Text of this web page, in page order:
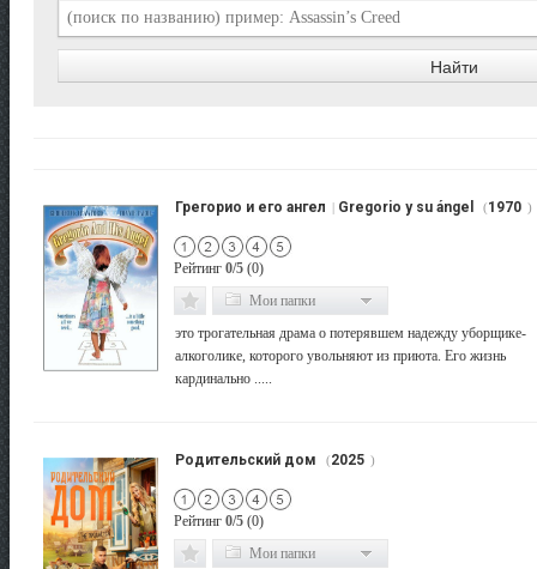
Грегорио и его ангел | Gregorio y su ángel (1970 )
Рейтинг 0/5 (0)
Мои папки
это трогательная драма о потерявшем надежду уборщике-
алкоголике, которого увольняют из приюта. Его жизнь
кардинально .....
Родительский дом (2025 )
Рейтинг 0/5 (0)
Мои папки